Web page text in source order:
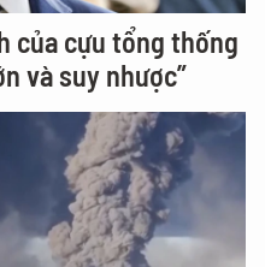
của cựu tổng thống
và suy nhược”